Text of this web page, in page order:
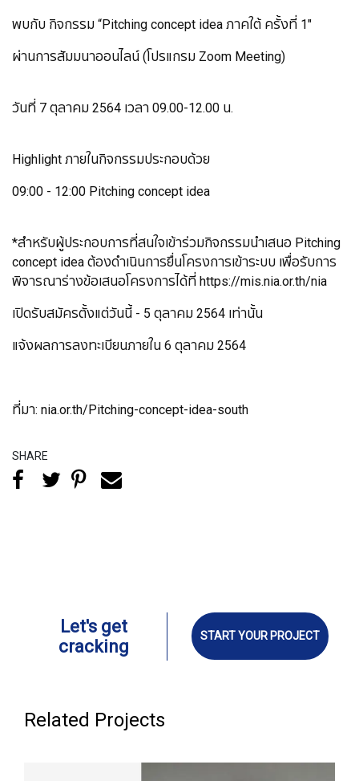
พบกับ กิจกรรม “Pitching concept idea ภาคใต้ ครั้งที่ 1"
ผ่านการสัมมนาออนไลน์ (โปรแกรม Zoom Meeting)
วันที่ 7 ตุลาคม 2564 เวลา 09.00-12.00 น.
Highlight ภายในกิจกรรมประกอบด้วย
09:00 - 12:00 Pitching concept idea
*สำหรับผู้ประกอบการที่สนใจเข้าร่วมกิจกรรมนำเสนอ Pitching
concept idea ต้องดำเนินการยื่นโครงการเข้าระบบ เพื่อรับการ
พิจารณาร่างข้อเสนอโครงการได้ที่ https://mis.nia.or.th/nia
เปิดรับสมัครตั้งแต่วันนี้ - 5 ตุลาคม 2564 เท่านั้น
แจ้งผลการลงทะเบียนภายใน 6 ตุลาคม 2564
ที่มา: nia.or.th/Pitching-concept-idea-south
SHARE
Let's get
cracking
START YOUR PROJECT
Related Projects